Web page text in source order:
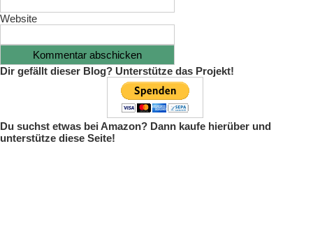
Website
Dir gefällt dieser Blog? Unterstütze das Projekt!
Du suchst etwas bei Amazon? Dann kaufe hierüber und
unterstütze diese Seite!